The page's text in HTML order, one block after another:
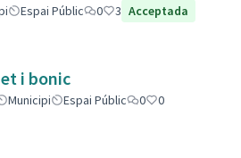
Espai Públic 0 3 Acceptada
i bonic
Municipi Espai Públic 0
0